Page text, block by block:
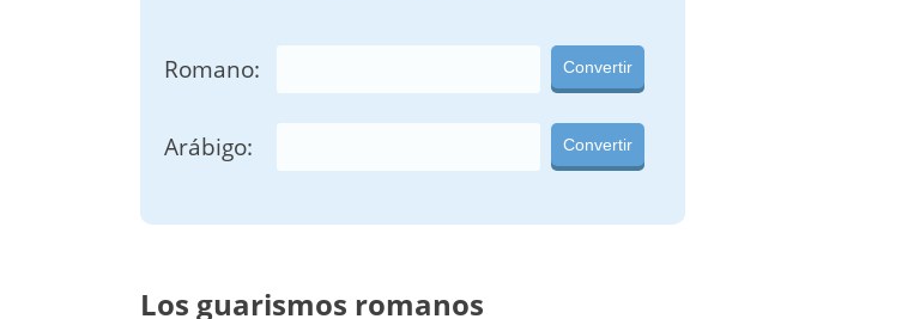
Romano: Convertir
Arábigo: Convertir
Los guarismos romanos